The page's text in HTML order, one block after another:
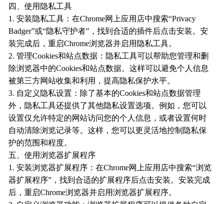
四、使用隐私工具
1. 安装隐私工具：在Chrome网上应用店中搜索“Privacy
Badger”或“隐私守护者”，找到合适的插件后点击安装。安
装完成后，重启Chrome浏览器并启用隐私工具。
2. 管理Cookies和站点数据：隐私工具可以帮助您管理和删
除浏览器中的Cookies和站点数据。这样可以避免个人信息
被第三方网站收集和利用，提高隐私保护水平。
3. 自定义隐私设置：除了基本的Cookies和站点数据管理
外，隐私工具还提供了其他隐私设置选项。例如，您可以
设置仅允许特定的网站访问您的个人信息，或者设置何时
自动清除浏览记录等。这样，您可以更灵活地控制隐私保
护的范围和程度。
五、使用浏览器扩展程序
1. 安装浏览器扩展程序：在Chrome网上应用店中搜索“浏览
器扩展程序”，找到合适的扩展程序后点击安装。安装完成
后，重启Chrome浏览器并启用浏览器扩展程序。